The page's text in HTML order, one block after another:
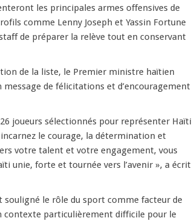
les principales armes offensives de
comme Lenny Joseph et Yassin Fortune
de préparer la relève tout en conservant
de la liste, le Premier ministre haïtien
message de félicitations et d’encouragement
joueurs sélectionnés pour représenter Haïti
le courage, la détermination et
votre talent et votre engagement, vous
unie, forte et tournée vers l’avenir », a écrit
le rôle du sport comme facteur de
contexte particulièrement difficile pour le